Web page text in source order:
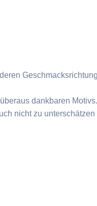
dankbaren
nicht zu unterschätzen